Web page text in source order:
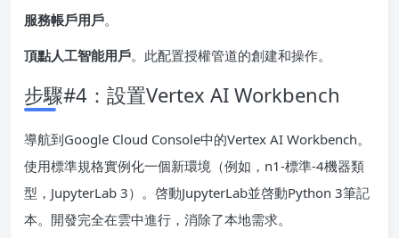
服務帳戶用戶。
頂點人工智能用戶。此配置授權管道的創建和操作。
步驟#4：設置Vertex AI Workbench
導航到Google Cloud Console中的Vertex AI Workbench。
使用標準規格實例化一個新環境（例如，n1-標準-4機器類
型，JupyterLab 3）。啓動JupyterLab並啓動Python 3筆記
本。開發完全在雲中進行，消除了本地需求。